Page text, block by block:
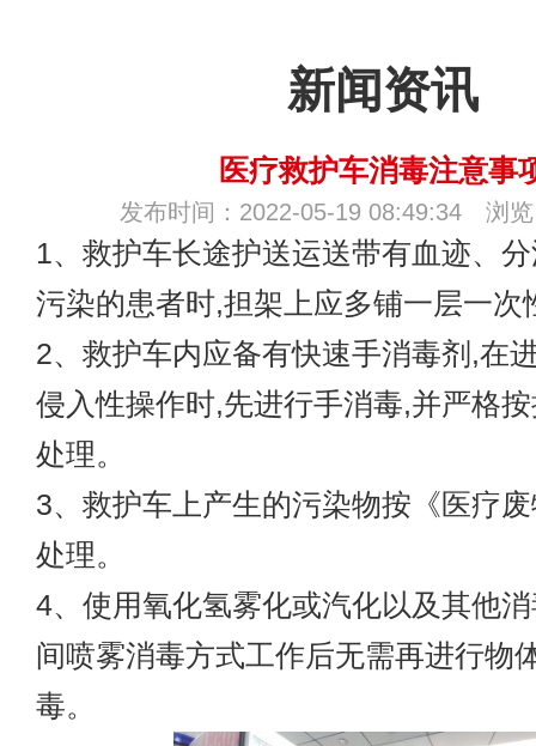
新闻资讯
医疗救护车消毒注意事
发布时间：2022-05-19 08:49:34 浏览
1、 救护车长途护送运送带有血迹、
污染的患者时,担架上应多铺一层一次
2、救护车内应备有快速手消毒剂,在
侵入性操作时,先进行手消毒,并严格
处理。
3、救护车上产生的污染物按《医疗
处理。
4、使用氧化氢雾化或汽化以及其他
间喷雾消毒方式工作后无需再进行物
毒。